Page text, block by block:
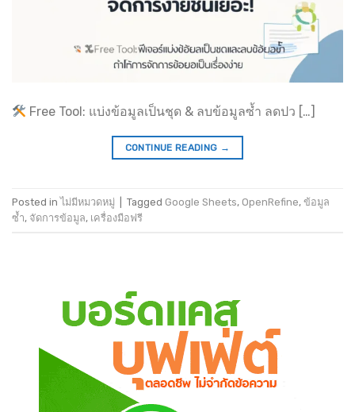
Free Tool: แบ่งข้อมูลเป็นชุด & ลบข้อมูลซ้ำ ลดปว […]
CONTINUE READING →
Posted inไม่มีหมวดหมู่ Tagged Google Sheets, OpenRefine, ข้อมูล
ซ้ำ, จัดการข้อมูล, เครื่องมือฟรี